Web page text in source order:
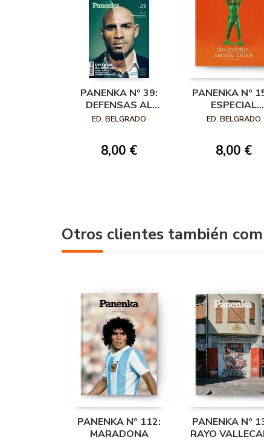
PANENKA Nº 39:
DEFENSAS AL
ATAQUE. ABIDAL Y
CORRIENTES
ED. BELGRADO
8,00 €
PANENKA Nº
ESPECIAL
MUNDIAL 2026.
ED. BELGRADO
8,00 €
Otros clientes también
PANENKA Nº 112:
MARADONA
PANENKA Nº
RAYO